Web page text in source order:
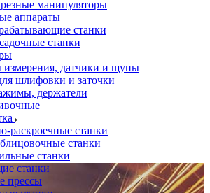
манипуляторы
аппараты
станки
станки
датчики и щупы
шлифовки и заточки
держатели
раскроечные станки
станки
станки
станки
прессы